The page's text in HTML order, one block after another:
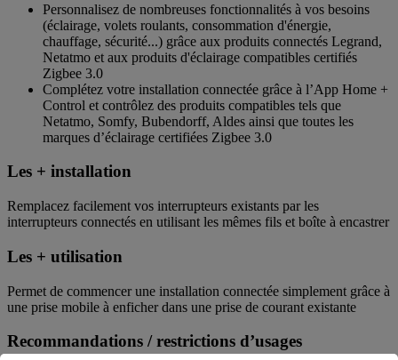
Personnalisez de nombreuses fonctionnalités à vos besoins
(éclairage, volets roulants, consommation d'énergie,
chauffage, sécurité...) grâce aux produits connectés Legrand,
Netatmo et aux produits d'éclairage compatibles certifiés
Zigbee 3.0
Complétez votre installation connectée grâce à l’App Home +
Control et contrôlez des produits compatibles tels que
Netatmo, Somfy, Bubendorff, Aldes ainsi que toutes les
marques d’éclairage certifiées Zigbee 3.0
Les + installation
Remplacez facilement vos interrupteurs existants par les
interrupteurs connectés en utilisant les mêmes fils et boîte à encastrer
Les + utilisation
Permet de commencer une installation connectée simplement grâce à
une prise mobile à enficher dans une prise de courant existante
Recommandations / restrictions d’usages